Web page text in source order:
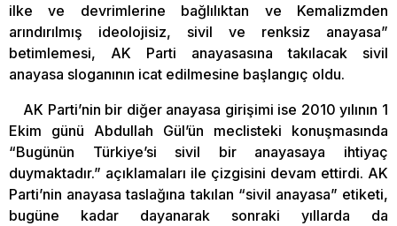
ilke ve devrimlerine bağlılıktan ve Kemalizmden
arındırılmış ideolojisiz, sivil ve renksiz anayasa”
betimlemesi, AK Parti anayasasına takılacak sivil
anayasa sloganının icat edilmesine başlangıç oldu.
AK Parti’nin bir diğer anayasa girişimi ise 2010 yılının 1
Ekim günü Abdullah Gül’ün meclisteki konuşmasında
“Bugünün Türkiye’si sivil bir anayasaya ihtiyaç
duymaktadır.” açıklamaları ile çizgisini devam ettirdi. AK
Parti’nin anayasa taslağına takılan “sivil anayasa” etiketi,
bugüne kadar dayanarak sonraki yıllarda da